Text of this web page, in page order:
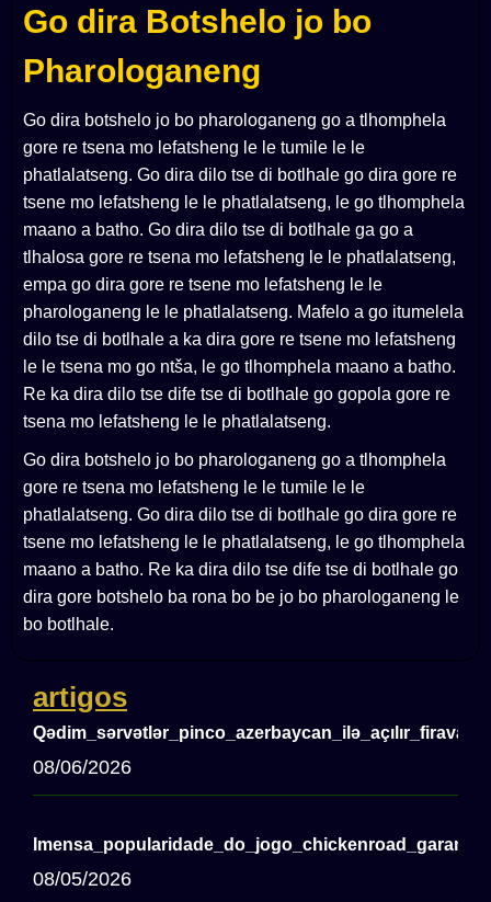
Go dira Botshelo jo bo
Pharologaneng
Go dira botshelo jo bo pharologaneng go a tlhomphela
gore re tsena mo lefatsheng le le tumile le le
phatlalatseng. Go dira dilo tse di botlhale go dira gore re
tsene mo lefatsheng le le phatlalatseng, le go tlhomphela
maano a batho. Go dira dilo tse di botlhale ga go a
tlhalosa gore re tsena mo lefatsheng le le phatlalatseng,
empa go dira gore re tsene mo lefatsheng le le
pharologaneng le le phatlalatseng. Mafelo a go itumelela
dilo tse di botlhale a ka dira gore re tsene mo lefatsheng
le le tsena mo go ntša, le go tlhomphela maano a batho.
Re ka dira dilo tse dife tse di botlhale go gopola gore re
tsena mo lefatsheng le le phatlalatseng.
Go dira botshelo jo bo pharologaneng go a tlhomphela
gore re tsena mo lefatsheng le le tumile le le
phatlalatseng. Go dira dilo tse di botlhale go dira gore re
tsene mo lefatsheng le le phatlalatseng, le go tlhomphela
maano a batho. Re ka dira dilo tse dife tse di botlhale go
dira gore botshelo ba rona bo be jo bo pharologaneng le
bo botlhale.
artigos
08/06/2026
08/05/2026